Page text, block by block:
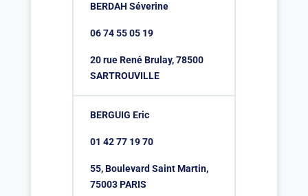
BERDAH Séverine
06 74 55 05 19
20 rue René Brulay, 78500
SARTROUVILLE
BERGUIG Eric
01 42 77 19 70
55, Boulevard Saint Martin,
75003 PARIS